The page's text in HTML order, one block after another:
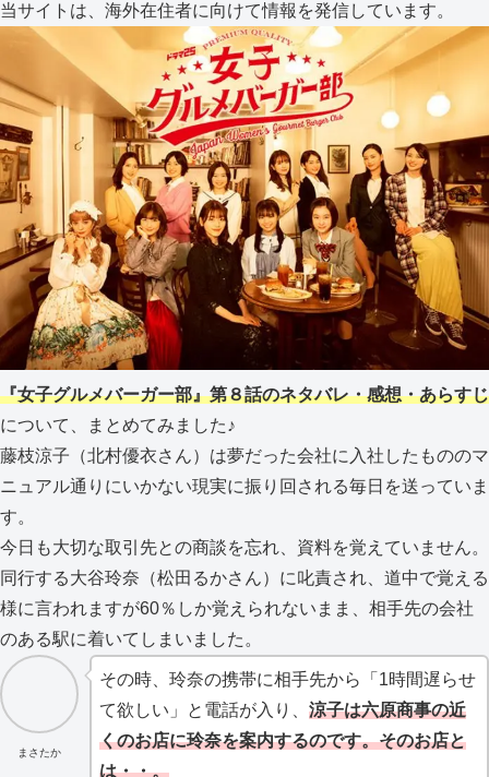
当サイトは、海外在住者に向けて情報を発信しています。
『女子グルメバーガー部』第８話のネタバレ・感想・あらすじ
について、まとめてみました♪
藤枝涼子（北村優衣さん）は夢だった会社に入社したもののマ
ニュアル通りにいかない現実に振り回される毎日を送っていま
す。
今日も大切な取引先との商談を忘れ、資料を覚えていません。
同行する大谷玲奈（松田るかさん）に叱責され、道中で覚える
様に言われますが60％しか覚えられないまま、相手先の会社
のある駅に着いてしまいました。
まさたか
その時、玲奈の携帯に相手先から「1時間遅らせ
て欲しい」と電話が入り、 涼子は六原商事の近
くのお店に玲奈を案内するのです。そのお店と
は・・。